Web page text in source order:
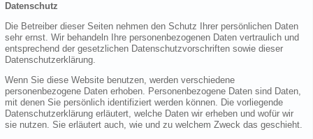
Datenschutz
Die Betreiber dieser Seiten nehmen den Schutz Ihrer persönlichen Daten
sehr ernst. Wir behandeln Ihre personenbezogenen Daten vertraulich und
entsprechend der gesetzlichen Datenschutzvorschriften sowie dieser
Datenschutzerklärung.
Wenn Sie diese Website benutzen, werden verschiedene
personenbezogene Daten erhoben. Personenbezogene Daten sind Daten,
mit denen Sie persönlich identifiziert werden können. Die vorliegende
Datenschutzerklärung erläutert, welche Daten wir erheben und wofür wir
sie nutzen. Sie erläutert auch, wie und zu welchem Zweck das geschieht.